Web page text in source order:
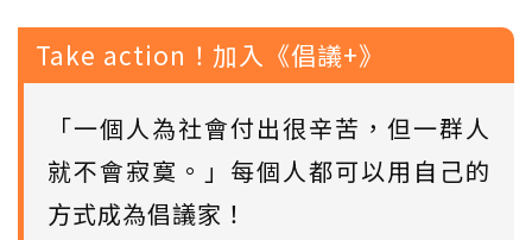
Take action！加入《倡議+》
「一個人為社會付出很辛苦，但一群人
就不會寂寞。」每個人都可以用自己的
方式成為倡議家！